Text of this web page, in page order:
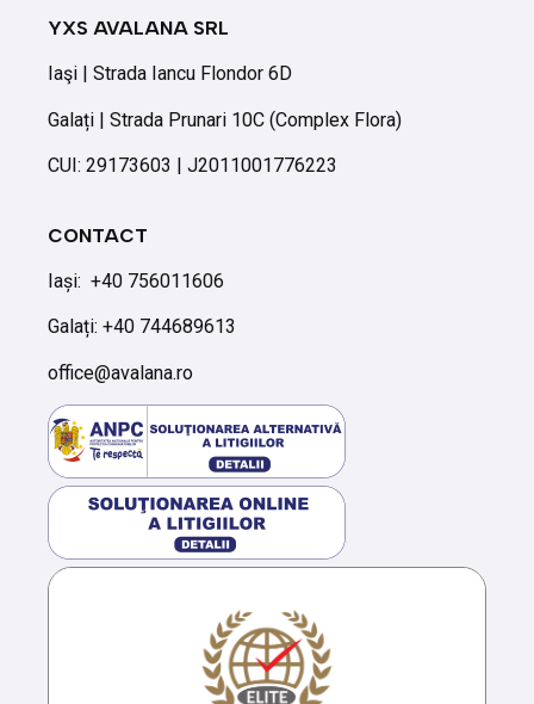
YXS AVALANA SRL
Iaşi | Strada Iancu Flondor 6D
Galați | Strada Prunari 10C (Complex Flora)
CUI: 29173603 | J2011001776223
CONTACT
Iași: +40 756011606
Galați: +40 744689613
office@avalana.ro